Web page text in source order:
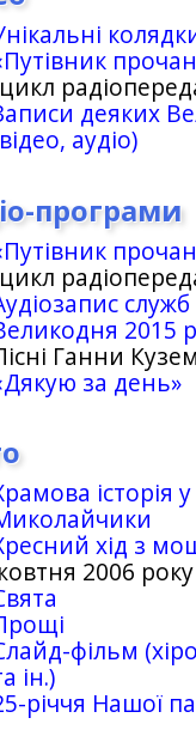
деяких
аудіо)
програми
2015
Ганни
за день»
історія
хід з
2006 року
фільм
ін.)
рiччя Нашої